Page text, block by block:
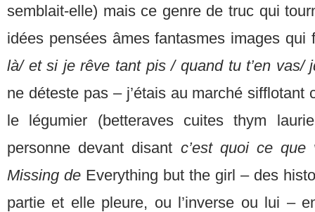
semblait-elle) mais ce genre de truc qui
idées pensées âmes fantasmes images
là/ et si je rêve tant pis / quand tu t’en
ne déteste pas – j’étais au marché sifflotant
le légumier (betteraves cuites thym
personne devant disant c’est quoi ce
Missing de Everything but the girl – des
partie et elle pleure, ou l’inverse ou lui –